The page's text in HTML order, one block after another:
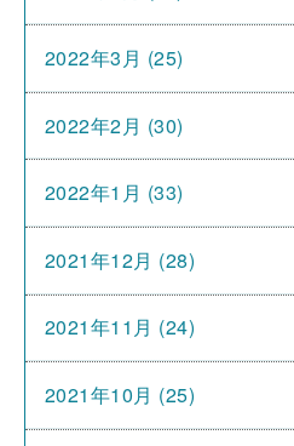
2022年3月 (25)
2022年2月 (30)
2022年1月 (33)
2021年12月 (28)
2021年11月 (24)
2021年10月 (25)